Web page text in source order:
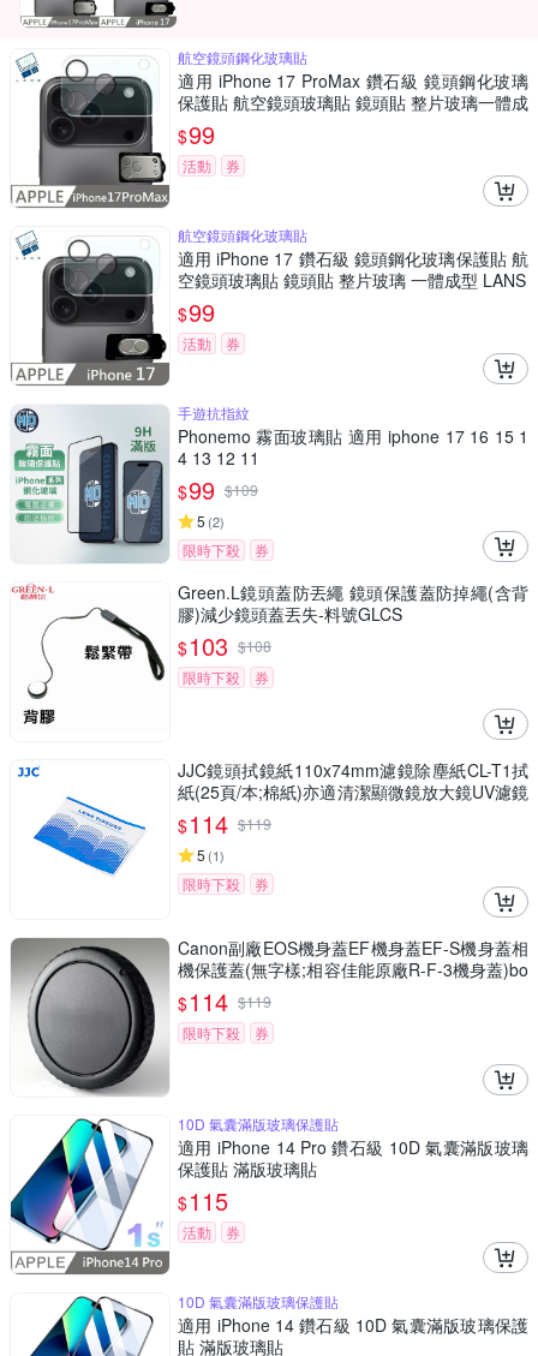
航空鏡頭鋼化玻璃貼
適用 iPhone 17 ProMax 鑽石級 鏡頭鋼化玻璃
保護貼 航空鏡頭玻璃貼 鏡頭貼 整片玻璃一體成
型 LANS
$99
活動 券
航空鏡頭鋼化玻璃貼
適用 iPhone 17 鑽石級 鏡頭鋼化玻璃保護貼 航
空鏡頭玻璃貼 鏡頭貼 整片玻璃 一體成型 LANS
$99
活動 券
手遊抗指紋
Phonemo 霧面玻璃貼 適用 iphone 17 16 15 1
4 13 12 11
$99 $109
5 (2)
限時下殺 券
Green.L鏡頭蓋防丟繩 鏡頭保護蓋防掉繩(含背
膠)減少鏡頭蓋丟失-料號GLCS
$103 $108
限時下殺
券
JJC鏡頭拭鏡紙110x74mm濾鏡除塵紙CL-T1拭
紙(25頁/本;棉紙)亦適清潔顯微鏡放大鏡UV濾鏡
保護鏡望遠鏡眼鏡螢幕
$114 $119
5 (1)
限時下殺 券
Canon副廠EOS機身蓋EF機身蓋EF-S機身蓋相
機保護蓋(無字樣;相容佳能原廠R-F-3機身蓋)bo
dy cap-料號PEFBC
$114 $119
限時下殺
券
10D 氣囊滿版玻璃保護貼
適用 iPhone 14 Pro 鑽石級 10D 氣囊滿版玻璃
保護貼 滿版玻璃貼
$115
活動 券
10D 氣囊滿版玻璃保護貼
適用 iPhone 14 鑽石級 10D 氣囊滿版玻璃保護
貼 滿版玻璃貼